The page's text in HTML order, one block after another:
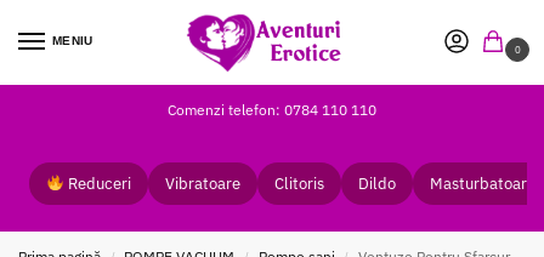
MENIU
0
Comenzi telefon: 0784 110 110
Reduceri Vibratoare Clitoris Dildo Masturbatoare